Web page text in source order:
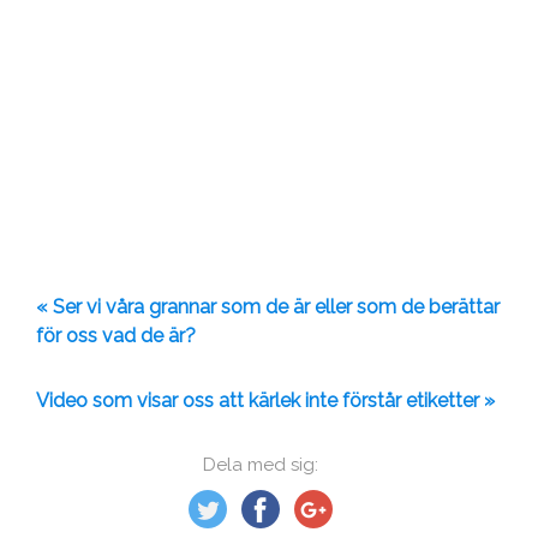
Dela med sig:
« Ser vi våra grannar som de är eller som de berättar
för oss vad de är?
Video som visar oss att kärlek inte förstår etiketter »